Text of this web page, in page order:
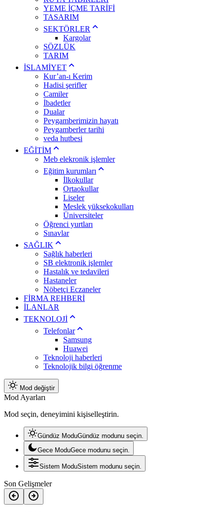
YEME İÇME TARİFİ
TASARIM
SEKTÖRLER
Kargolar
SÖZLÜK
TARIM
İSLAMİYET
Kur’an-ı Kerim
Hadisi şerifler
Camiler
İbadetler
Dualar
Peygamberimizin hayatı
Peygamberler tarihi
veda hutbesi
EĞİTİM
Meb elekronik işlemler
Eğitim kurumları
İlkokullar
Ortaokullar
Liseler
Meslek yüksekokulları
Üniversiteler
Öğrenci yurtları
Sınavlar
SAĞLIK
Sağlık haberleri
SB elektronik işlemler
Hastalık ve tedavileri
Hastaneler
Nöbetçi Eczaneler
FİRMA REHBERİ
İLANLAR
TEKNOLOJİ
Telefonlar
Samsung
Huawei
Teknoloji haberleri
Teknolojik bilgi öğrenme
Mod değiştir
Mod Ayarları
Mod seçin, deneyimini kişiselleştirin.
Gündüz ModuGündüz modunu seçin.
Gece ModuGece modunu seçin.
Sistem ModuSistem modunu seçin.
Son Gelişmeler